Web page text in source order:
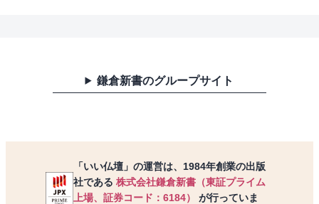
鎌倉新書のグループサイト
「いい仏壇」の運営は、1984年創業の出版
社である 株式会社鎌倉新書（東証プライム
上場、証券コード：6184）
が行っていま